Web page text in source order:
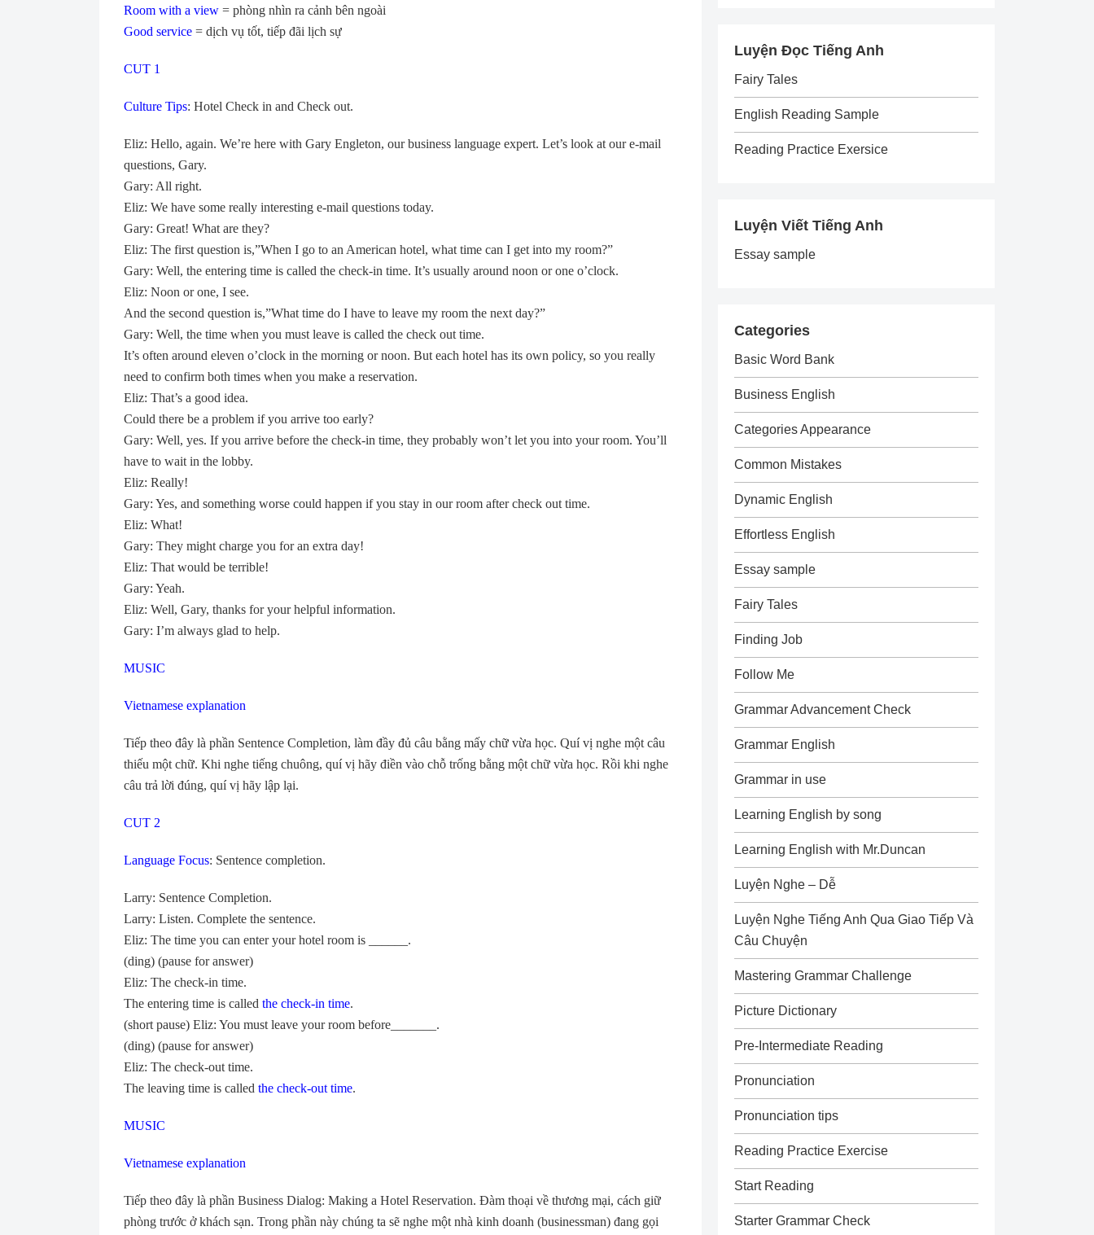
Room with a view = phòng nhìn ra cảnh bên ngoài
Good service = dịch vụ tốt, tiếp đãi lịch sự
CUT 1
Culture Tips: Hotel Check in and Check out.
Eliz: Hello, again. We’re here with Gary Engleton, our business language expert. Let’s look at our e-mail
questions, Gary.
Gary: All right.
Eliz: We have some really interesting e-mail questions today.
Gary: Great! What are they?
Eliz: The first question is,”When I go to an American hotel, what time can I get into my room?”
Gary: Well, the entering time is called the check-in time. It’s usually around noon or one o’clock.
Eliz: Noon or one, I see.
And the second question is,”What time do I have to leave my room the next day?”
Gary: Well, the time when you must leave is called the check out time.
It’s often around eleven o’clock in the morning or noon. But each hotel has its own policy, so you really
need to confirm both times when you make a reservation.
Eliz: That’s a good idea.
Could there be a problem if you arrive too early?
Gary: Well, yes. If you arrive before the check-in time, they probably won’t let you into your room. You’ll
have to wait in the lobby.
Eliz: Really!
Gary: Yes, and something worse could happen if you stay in our room after check out time.
Eliz: What!
Gary: They might charge you for an extra day!
Eliz: That would be terrible!
Gary: Yeah.
Eliz: Well, Gary, thanks for your helpful information.
Gary: I’m always glad to help.
MUSIC
Vietnamese explanation
Tiếp theo đây là phần Sentence Completion, làm đầy đủ câu bằng mấy chữ vừa học. Quí vị nghe một câu
thiếu một chữ. Khi nghe tiếng chuông, quí vị hãy điền vào chỗ trống bằng một chữ vừa học. Rồi khi nghe
câu trả lời đúng, quí vị hãy lập lại.
CUT 2
Language Focus: Sentence completion.
Larry: Sentence Completion.
Larry: Listen. Complete the sentence.
Eliz: The time you can enter your hotel room is ______.
(ding) (pause for answer)
Eliz: The check-in time.
The entering time is called the check-in time.
(short pause) Eliz: You must leave your room before_______.
(ding) (pause for answer)
Eliz: The check-out time.
The leaving time is called the check-out time.
MUSIC
Vietnamese explanation
Tiếp theo đây là phần Business Dialog: Making a Hotel Reservation. Đàm thoại về thương mại, cách giữ
phòng trước ở khách sạn. Trong phần này chúng ta sẽ nghe một nhà kinh doanh (businessman) đang gọi
Luyện Đọc Tiếng Anh
Fairy Tales
English Reading Sample
Reading Practice Exersice
Luyện Viết Tiếng Anh
Essay sample
Categories
Basic Word Bank
Business English
Categories Appearance
Common Mistakes
Dynamic English
Effortless English
Essay sample
Fairy Tales
Finding Job
Follow Me
Grammar Advancement Check
Grammar English
Grammar in use
Learning English by song
Learning English with Mr.Duncan
Luyện Nghe – Dễ
Luyện Nghe Tiếng Anh Qua Giao Tiếp Và
Câu Chuyện
Mastering Grammar Challenge
Picture Dictionary
Pre-Intermediate Reading
Pronunciation
Pronunciation tips
Reading Practice Exercise
Start Reading
Starter Grammar Check